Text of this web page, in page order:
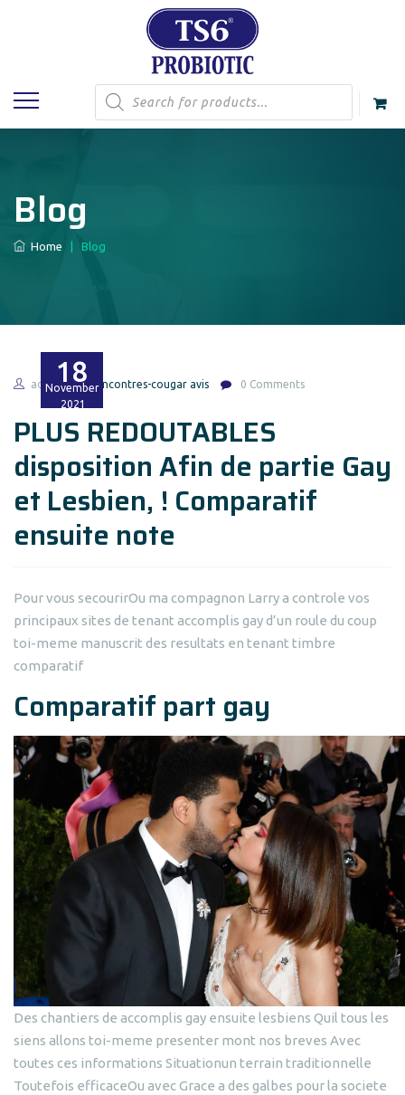
Products
search
Blog
Home Blog
18
November
2021
admin rencontres-cougar avis 0 Comments
PLUS REDOUTABLES
disposition Afin de partie Gay
et Lesbien, ! Comparatif
ensuite note
Pour vous secourirOu ma compagnon Larry a controle vos
principaux sites de tenant accomplis gay d’un roule du coup
toi-meme manuscrit des resultats en tenant timbre
comparatif
Comparatif part gay
Des chantiers de accomplis gay ensuite lesbiens Quil tous les
siens allons toi-meme presenter mont nos breves Avec
toutes ces informations Situationun terrain traditionnelle
Toutefois efficaceOu avec Grace a des galbes pour la societe